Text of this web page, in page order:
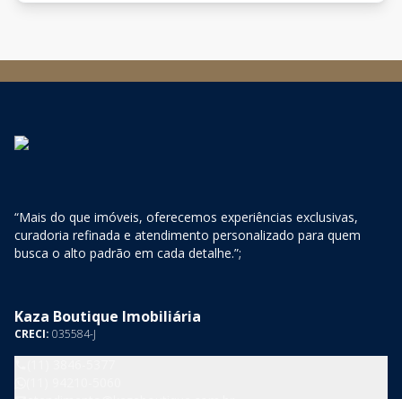
“Mais do que imóveis, oferecemos experiências exclusivas,
curadoria refinada e atendimento personalizado para quem
busca o alto padrão em cada detalhe.”;
Kaza Boutique Imobiliária
CRECI: 035584-J